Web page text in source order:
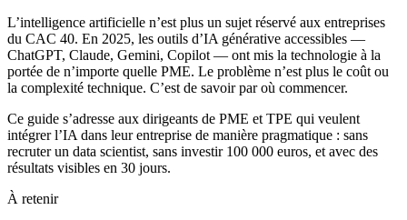
L’intelligence artificielle n’est plus un sujet réservé aux entreprises
du CAC 40. En 2025, les outils d’IA générative accessibles —
ChatGPT, Claude, Gemini, Copilot — ont mis la technologie à la
portée de n’importe quelle PME. Le problème n’est plus le coût ou
la complexité technique. C’est de savoir par où commencer.
Ce guide s’adresse aux dirigeants de PME et TPE qui veulent
intégrer l’IA dans leur entreprise de manière pragmatique : sans
recruter un data scientist, sans investir 100 000 euros, et avec des
résultats visibles en 30 jours.
À retenir